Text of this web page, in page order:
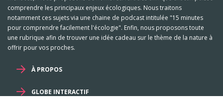
comprendre les principaux enjeux écologiques. Nous traitons
notamment ces sujets via une chaine de podcast intitulée "15 minutes
pour comprendre facilement l'écologie". Enfin, nous proposons toute
une rubrique afin de trouver une idée cadeau sur le thème de la nature à
offrir pour vos proches.
À PROPOS
GLOBE INTERACTIF